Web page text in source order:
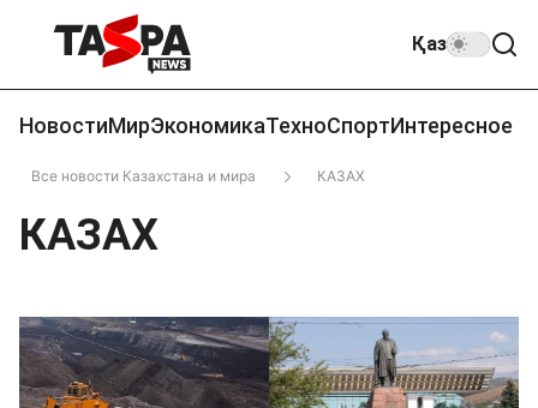
Қаз
НовостиМирЭкономикаТехноСпортИнтересное
Все новости Казахстана и мира КАЗАХ
КАЗАХ